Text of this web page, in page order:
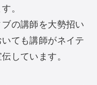
。
の講師を大勢招い
ても講師がネイテ
しています。